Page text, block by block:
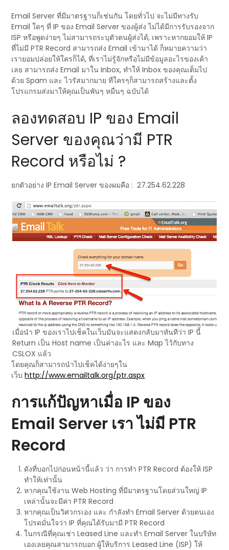
Email Server ที่มีมาตรฐานก็เช่นกัน โดยทั่วไป จะไม่มีทางรับ
Email ใดๆ ที่ IP ของ Email Server ของผู้ส่ง ไม่ได้มีการรับรองจาก
ISP หรือพูดง่ายๆ ไม่สามารถระบุตัวตนผู้ส่งได้, เพราะหากยอมให้ IP
ที่ไม่มี PTR Record สามารถส่ง Email เข้ามาได้ ก็หมายความว่า
เรายอมปล่อยให้ใครก็ได้, ที่เราไม่รู้จักหรือไม่มีข้อมูลอะไรของเค้า
เลย สามารถส่ง Email มาใน Inbox, ทำให้ Inbox ของคุณเต็มไป
ด้วย Spam และ ไวรัสมากมาย ที่ใครๆก็สามารถสร้างและตั้ง
โปรแกรมส่งมาให้คุณเป็นพันๆ หมื่นๆ ฉบับได้
ลองทดสอบ IP ของ Email
Server ของคุณว่ามี PTR
Record หรือไม่ ?
ยกตัวอย่าง IP Email Server ของผมคือ : 27.254.62.228
เมื่อนำ IP ของเราไปเช็คในเว็บมันจะแสดงกลับมาทันทีว่า IP นี้
Return เป็น Host name เป็นค่าอะไร และ Map ไว้กับทาง
CSLOX แล้ว
โดยคุณก็สามารถนำไปเช็คได้ง่ายๆใน
เว็บhttp://www.emailtalk.org/ptr.aspx
การแก้ปัญหาเมื่อ IP ของ
Email Server เรา ไม่มี PTR
Record
ดังที่บอกไปก่อนหน้านี้แล้ว ว่า การทำ PTR Record ต้องให้ ISP
ทำให้เท่านั้น
หากคุณใช้งาน Web Hosting ที่มีมาตรฐานโดยส่วนใหญ่ IP
เหล่านั้นจะมีค่า PTR Record
หากคุณเป็นวิศวกรเอง และ กำลังทำ Email Server ด้วยตนเอง
โปรดมั่นใจว่า IP ที่คุณได้รับมามี PTR Record
ในกรณีที่คุณเช่า Leased Line และทำ Email Server ในบริษัท
เองเลยคุณสามารถบอก ผู้ให้บริการ Leased Line (ISP) ให้